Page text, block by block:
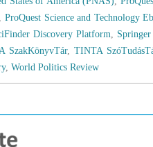
, ProQuest Science and Technology
Discovery Platform,
SzakKönyvTár,TINTA
, World Politics Review